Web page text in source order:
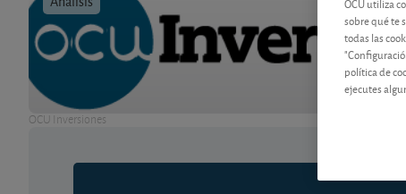
OCU Inversiones
sobre qué te
todas las
política de
ejecutes